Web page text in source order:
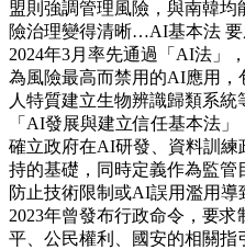
盟則強調管理風險，與南韓
險治理變得清晰…AI基本法
2024年3月率先通過「AI法」
為風險最高而禁用的AI應用
人特質建立生物辨識歸類系統
「AI發展與建立信任基本法
確立政府在AI研發、資料訓
持的基礎，同時定義作為監管
防止技術限制或AI誤用濫用
2023年曾發布行政命令，要
平、公民權利、國安的相關